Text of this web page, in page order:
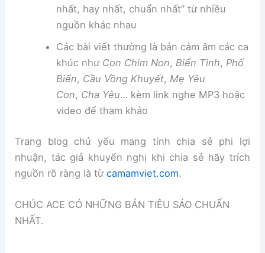
nhất, hay nhất, chuẩn nhất” từ nhiều
nguồn khác nhau
Các bài viết thường là bản cảm âm các ca
khúc như Con Chim Non, Biển Tình, Phố
Biển, Cầu Vồng Khuyết, Mẹ Yêu
Con, Cha Yêu… kèm link nghe MP3 hoặc
video để tham khảo
Trang blog chủ yếu mang tính chia sẻ phi lợi
nhuận, tác giả khuyến nghị khi chia sẻ hãy trích
nguồn rõ ràng là từcamamviet.com.
CHÚC ACE CÓ NHỮNG BẢN TIÊU SÁO CHUẨN
NHẤT.